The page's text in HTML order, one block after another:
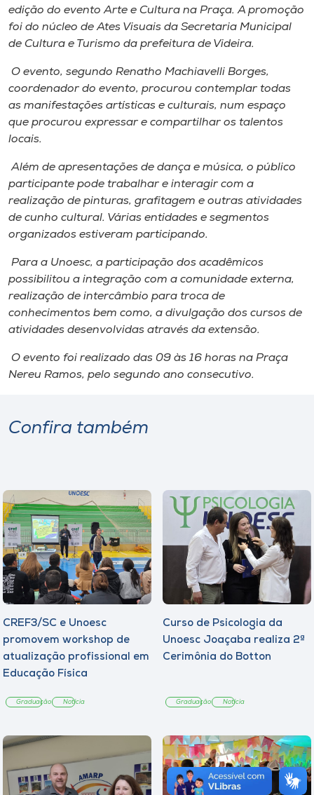
CPA
Biblioteca
Editora
Rádio
Museu
Unoesc
Store
Selecione
o idioma
A+
edição do evento Arte e Cultura na Praça. A promoção
foi do núcleo de Ates Visuais da Secretaria Municipal
de Cultura e Turismo da prefeitura de Videira.
O evento, segundo Renatho Machiavelli Borges,
coordenador do evento, procurou contemplar todas
as manifestações artísticas e culturais, num espaço
que procurou expressar e compartilhar os talentos
locais.
Além de apresentações de dança e música, o público
participante pode trabalhar e interagir com a
realização de pinturas, grafitagem e outras atividades
de cunho cultural. Várias entidades e segmentos
organizados estiveram participando.
Para a Unoesc, a participação dos acadêmicos
possibilitou a integração com a comunidade externa,
realização de intercâmbio para troca de
conhecimentos bem como, a divulgação dos cursos de
atividades desenvolvidas através da extensão.
O evento foi realizado das 09 às 16 horas na Praça
Nereu Ramos, pelo segundo ano consecutivo.
Confira também
CREF3/SC e Unoesc
promovem workshop de
atualização profissional em
Educação Física
Graduação Notícia
Curso de Psicologia da
Unoesc Joaçaba realiza 2ª
Cerimônia do Botton
Graduação Notícia